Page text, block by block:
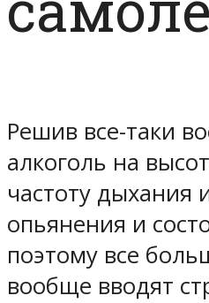
Решив все-таки
алкоголь на
частоту дыхания
опьянения и
поэтому все
вообще вводят